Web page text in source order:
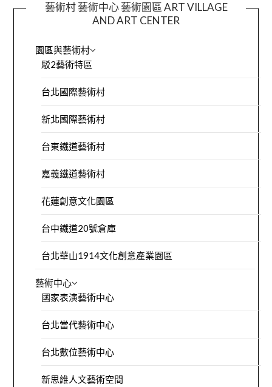
藝術村 藝術中心 藝術園區 ART VILLAGE
AND ART CENTER
園區與藝術村
駁2藝術特區
台北國際藝術村
新北國際藝術村
台東鐵道藝術村
嘉義鐵道藝術村
花蓮創意文化園區
台中鐵道20號倉庫
台北華山1914文化創意產業園區
藝術中心
國家表演藝術中心
台北當代藝術中心
台北數位藝術中心
新思維人文藝術空間